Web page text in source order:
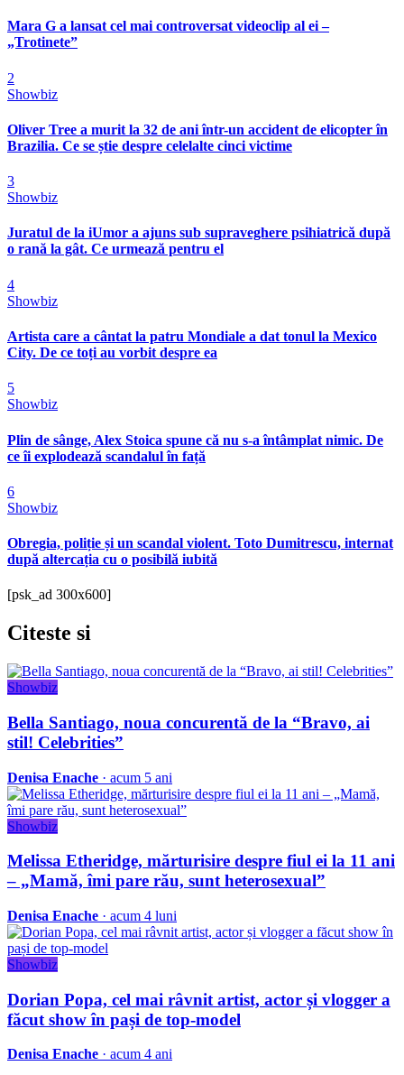
Mara G a lansat cel mai controversat videoclip al ei –
„Trotinete”
2
Showbiz
Oliver Tree a murit la 32 de ani într-un accident de elicopter în
Brazilia. Ce se știe despre celelalte cinci victime
3
Showbiz
Juratul de la iUmor a ajuns sub supraveghere psihiatrică după
o rană la gât. Ce urmează pentru el
4
Showbiz
Artista care a cântat la patru Mondiale a dat tonul la Mexico
City. De ce toți au vorbit despre ea
5
Showbiz
Plin de sânge, Alex Stoica spune că nu s-a întâmplat nimic. De
ce îi explodează scandalul în față
6
Showbiz
Obregia, poliție și un scandal violent. Toto Dumitrescu, internat
după altercația cu o posibilă iubită
[psk_ad 300x600]
Citeste si
Showbiz
Bella Santiago, noua concurentă de la “Bravo, ai
stil! Celebrities”
Denisa Enache · acum 5 ani
Showbiz
Melissa Etheridge, mărturisire despre fiul ei la 11 ani
– „Mamă, îmi pare rău, sunt heterosexual”
Denisa Enache · acum 4 luni
Showbiz
Dorian Popa, cel mai râvnit artist, actor și vlogger a
făcut show în pași de top-model
Denisa Enache · acum 4 ani